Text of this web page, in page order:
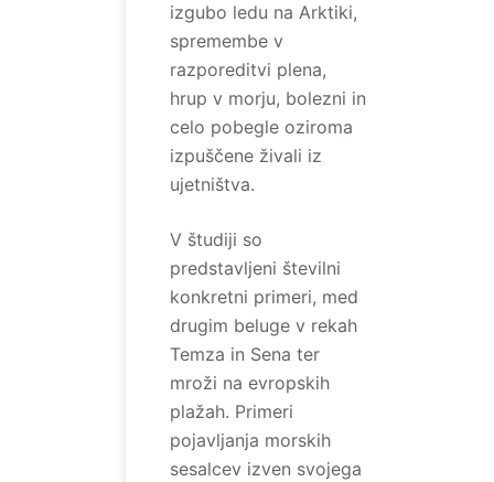
izgubo ledu na Arktiki,
spremembe v
razporeditvi plena,
hrup v morju, bolezni in
celo pobegle oziroma
izpuščene živali iz
ujetništva.
V študiji so
predstavljeni številni
konkretni primeri, med
drugim beluge v rekah
Temza in Sena ter
mroži na evropskih
plažah. Primeri
pojavljanja morskih
sesalcev izven svojega